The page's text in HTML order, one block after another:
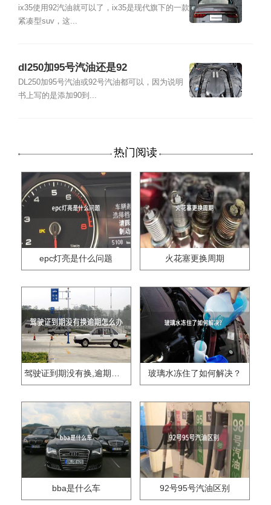
ix35使用92汽油就可以了，ix35是现代旗下的一款
紧凑型suv，这...
dl250加95号汽油还是92
DL250加95号汽油或92号汽油都可以，因为说明
书上写的是添加90到...
热门阅读
epc灯亮是什么问题 火花塞更换周期
驾驶证到期没有换,逾期怎么办?? 玻璃水冻住了如何解决？
bba是什么车 92号95号汽油区别